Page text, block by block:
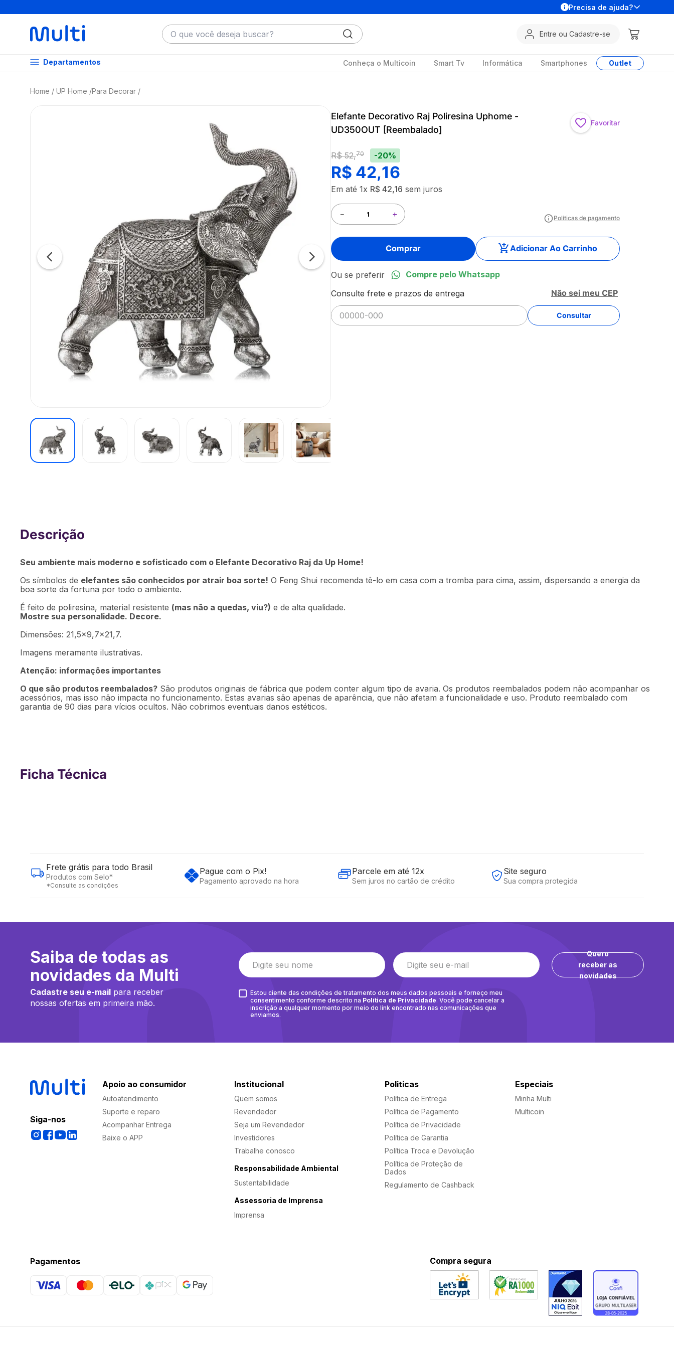
Precisa de ajuda?
O que você deseja buscar?
Entre ou Cadastre-se
Departamentos Conheça o Multicoin Smart Tv Informática Smartphones Outlet
UP Home Para Decorar
Elefante Decorativo Raj Poliresina Uphome -
UD350OUT [Reembalado]
Favoritar
R$ 52,70 -20%
R$ 42,16
Em até 1x R$ 42,16 sem juros
＋
－ Políticas de pagamento
Comprar Adicionar Ao Carrinho
Compre pelo Whatsapp
Não sei meu CEP
[Reembalado]
Seu ambiente mais moderno e sofisticado com o Elefante Decorativo Raj da Up Home!
Os símbolos de elefantes são conhecidos por atrair boa sorte! O Feng Shui recomenda tê-lo em casa com a tromba para cima, assim, dispersando a energia da
boa sorte da fortuna por todo o ambiente.
É feito de poliresina, material resistente (mas não a quedas, viu?) e de alta qualidade.
Mostre sua personalidade. Decore.
Dimensões: 21,5x9,7x21,7.
Imagens meramente ilustrativas.
Atenção: informações importantes
O que são produtos reembalados? São produtos originais de fábrica que podem conter algum tipo de avaria. Os produtos reembalados podem não acompanhar os
acessórios, mas isso não impacta no funcionamento. Estas avarias são apenas de aparência, que não afetam a funcionalidade e uso. Produto reembalado com
garantia de 90 dias para vícios ocultos. Não cobrimos eventuais danos estéticos.
Ficha Técnica
Frete grátis para todo Brasil
Produtos com Selo*
*Consulte as condições
Pague com o Pix!
Pagamento aprovado na hora
Parcele em até 12x
Sem juros no cartão de crédito
Site seguro
Sua compra protegida
Saiba de todas as
novidades da Multi
Cadastre seu e-mail para receber
nossas ofertas em primeira mão.
Quero
receber as
novidades
Estou ciente das condições de tratamento dos meus dados pessoais e forneço meu
consentimento conforme descrito na Política de Privacidade. Você pode cancelar a
inscrição a qualquer momento por meio do link encontrado nas comunicações que
enviamos.
Siga-nos
Apoio ao consumidor
Autoatendimento
Suporte e reparo
Acompanhar Entrega
Baixe o APP
Institucional
Quem somos
Revendedor
Seja um Revendedor
Investidores
Trabalhe conosco
Responsabilidade Ambiental
Sustentabilidade
Assessoria de Imprensa
Imprensa
Politicas
Política de Entrega
Política de Pagamento
Política de Privacidade
Política de Garantia
Política Troca e Devolução
Política de Proteção de
Dados
Regulamento de Cashback
Especiais
Minha Multi
Multicoin
Pagamentos Compra segura